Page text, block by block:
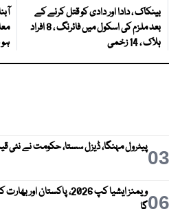
بینکاک ، دادا اور دادی کو قتل کرنے کے
بعد ملزم کی اسکول میں فائرنگ ، 8 افراد
ہلاک ، 14 زخمی
03پیٹرول مہنگا، ڈیزل سستا، حکومت نے نئی
06
ویمنز ایشیا کپ 2026، پاکستان
گا